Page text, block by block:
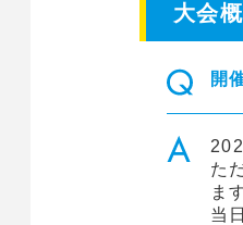
大会
開
た
ま
当